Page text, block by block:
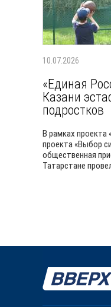
10.07.2026
«Единая
Казани
подростков
В рамках проекта
проекта «Выбор
общественная
Татарстане